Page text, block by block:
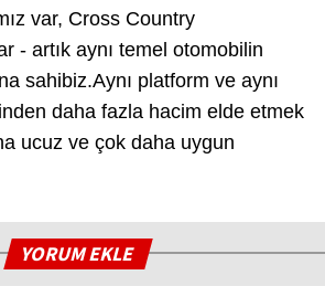
var, Cross Country
- artık aynı temel otomobilin
sahibiz.Aynı platform ve aynı
daha fazla hacim elde etmek
ucuz ve çok daha uygun
YORUM EKLE